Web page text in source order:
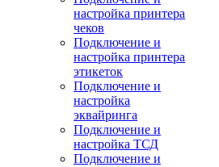
настройка принтера
чеков
Подключение и
настройка принтера
этикеток
Подключение и
настройка
эквайринга
Подключение и
настройка ТСД
Подключение и